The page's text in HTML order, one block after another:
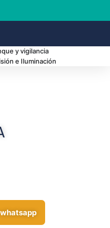
y vigilancia
e Iluminación